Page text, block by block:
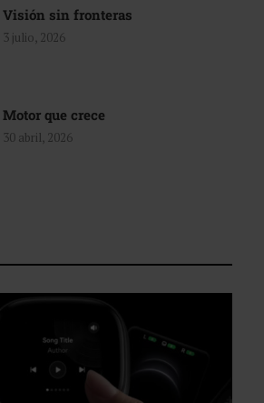
Visión sin fronteras
3 julio, 2026
Motor que crece
30 abril, 2026